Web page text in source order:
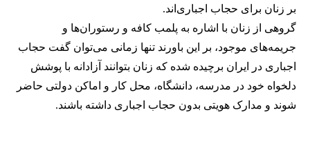
بر زنان برای حجاب اجباری‌اند.
گروهی از زنان با اشاره به پلمب کافه و رستوران‌ها و
جریمه‌های موجود، بر این باورند تنها زمانی می‌توان گفت حجاب
اجباری در ایران برچیده شده که زنان بتوانند آزادانه با پوشش
دلخواه خود در مدرسه، دانشگاه، محل کار و اماکن دولتی حاضر
شوند و مدارک هویتی بدون حجاب اجباری داشته باشند.